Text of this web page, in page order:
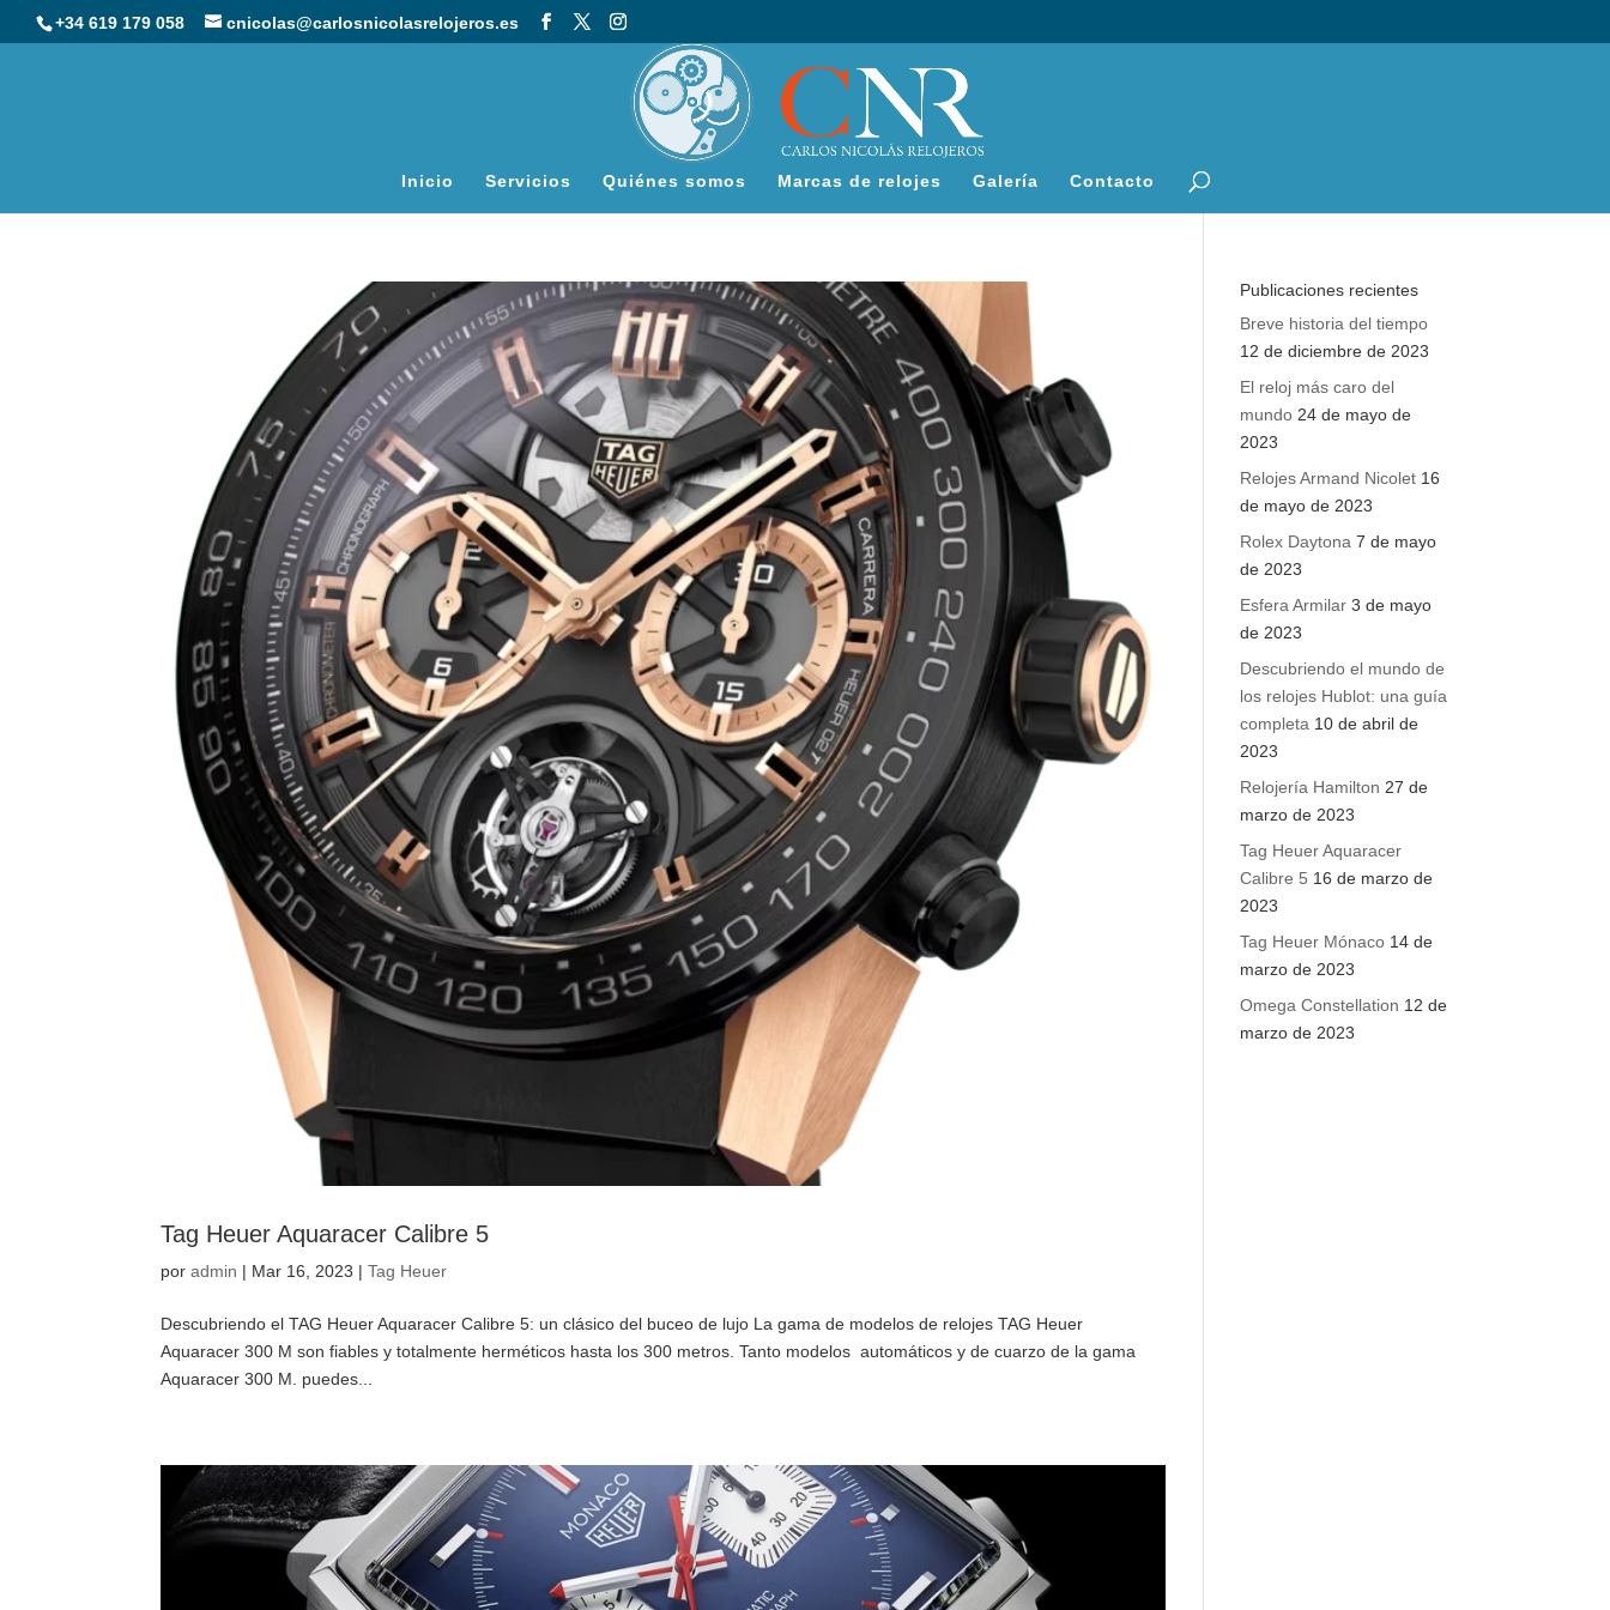
+34 619 179 058 cnicolas@carlosnicolasrelojeros.es
Inicio Servicios Quiénes somos Marcas de relojes Galería Contacto
Tag Heuer Aquaracer Calibre 5
poradmin | Mar 16, 2023 |Tag Heuer
Descubriendo el TAG Heuer Aquaracer Calibre 5: un clásico del buceo de lujo La gama de modelos de relojes TAG Heuer
Aquaracer 300 M son fiables y totalmente herméticos hasta los 300 metros. Tanto modelos automáticos y de cuarzo de la gama
Aquaracer 300 M. puedes...
Publicaciones recientes
Breve historia del tiempo
12 de diciembre de 2023
El reloj más caro del
mundo 24 de mayo de
2023
Relojes Armand Nicolet 16
de mayo de 2023
Rolex Daytona 7 de mayo
de 2023
Esfera Armilar 3 de mayo
de 2023
Descubriendo el mundo de
los relojes Hublot: una guía
completa 10 de abril de
2023
Relojería Hamilton 27 de
marzo de 2023
Tag Heuer Aquaracer
Calibre 5 16 de marzo de
2023
Tag Heuer Mónaco 14 de
marzo de 2023
Omega Constellation 12 de
marzo de 2023